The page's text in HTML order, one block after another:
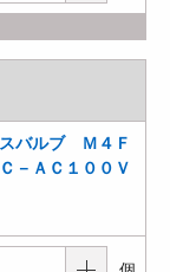
バルブ Ｍ４Ｆ
－ＡＣ１００Ｖ